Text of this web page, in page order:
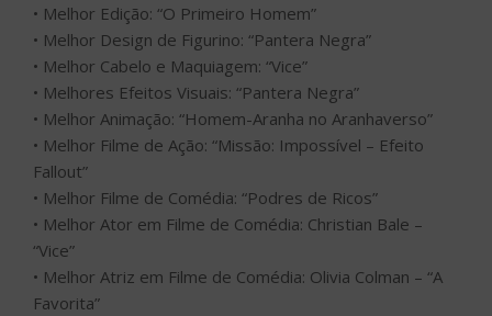
• Melhor Edição: “O Primeiro Homem”
• Melhor Design de Figurino: “Pantera Negra”
• Melhor Cabelo e Maquiagem: “Vice”
• Melhores Efeitos Visuais: “Pantera Negra”
• Melhor Animação: “Homem-Aranha no Aranhaverso”
• Melhor Filme de Ação: “Missão: Impossível – Efeito
Fallout”
• Melhor Filme de Comédia: “Podres de Ricos”
• Melhor Ator em Filme de Comédia: Christian Bale –
“Vice”
• Melhor Atriz em Filme de Comédia: Olivia Colman – “A
Favorita”